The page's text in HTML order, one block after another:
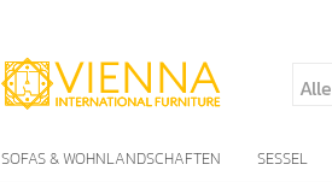
Alle
SOFAS & WOHNLANDSCHAFTEN SESSEL